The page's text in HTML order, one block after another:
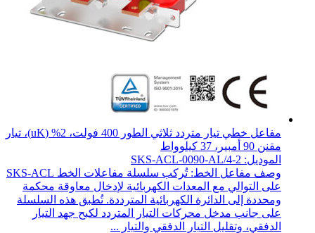
مفاعل خطي تيار متردد ثلاثي الطور 400 فولت، 2% (uK)، تيار
مقنن 90 أمبير، 37 كيلوواط
الموديل: SKS-ACL-0090-AL/4-2
وصف مفاعل الخط: تُركب سلسلة مفاعلات الخط SKS-ACL
على التوالي مع المعدات الكهربائية لإدخال معاوقة محكمة
ومحددة إلى الدائرة الكهربائية المترددة. تُطبق هذه السلسلة
على جانب مدخل محركات التيار المتردد لكبح جهد التيار
الدفقي، وتقليل التيار الدفقي والتيار ...